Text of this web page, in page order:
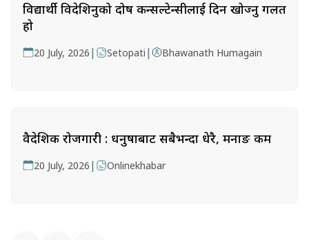
विद्यार्थी विदेशिनुको दोष कन्सल्टेन्सीलाई दिन खोज्नु गलत
हो
20 July, 2026 | Setopati | Bhawanath Humagain
वैदेशिक रोजगारी : धनुषाबाट सबैभन्दा धेरै, मनाङ कम
20 July, 2026 | Onlinekhabar